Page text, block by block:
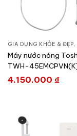
GIA DỤNG KHỎE & ĐẸP,
Máy nước nóng
TWH-
4.150.000 ₫